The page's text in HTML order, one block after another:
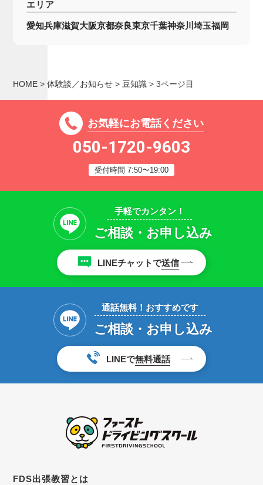
エリア
愛知兵庫滋賀大阪京都奈良東京千葉神奈川埼玉福岡
HOME >体験談／お知らせ > 豆知識 >3ページ目
お気軽にお電話ください
050-1720-9603
受付時間 7:50〜19:00
手軽でカンタン！
ご相談・お申し込み
LINEチャットで送信
通話無料！おすすめです
ご相談・お申し込み
LINEで無料通話
FDS出張教習とは